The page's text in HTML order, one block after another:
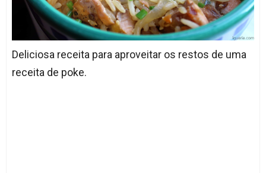
Deliciosa receita para aproveitar os restos de uma
receita de poke.